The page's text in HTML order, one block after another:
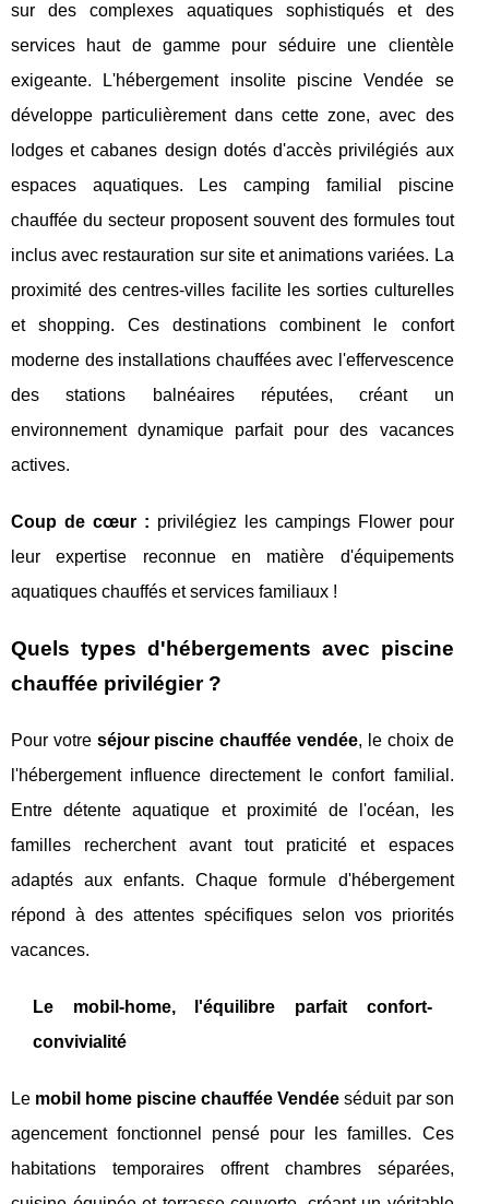
sur des complexes aquatiques sophistiqués et des
services haut de gamme pour séduire une clientèle
exigeante. L'hébergement insolite piscine Vendée se
développe particulièrement dans cette zone, avec des
lodges et cabanes design dotés d'accès privilégiés aux
espaces aquatiques. Les camping familial piscine
chauffée du secteur proposent souvent des formules tout
inclus avec restauration sur site et animations variées. La
proximité des centres-villes facilite les sorties culturelles
et shopping. Ces destinations combinent le confort
moderne des installations chauffées avec l'effervescence
des stations balnéaires réputées, créant un
environnement dynamique parfait pour des vacances
actives.
Coup de cœur : privilégiez les campings Flower pour
leur expertise reconnue en matière d'équipements
aquatiques chauffés et services familiaux !
Quels types d'hébergements avec piscine
chauffée privilégier ?
Pour votre séjour piscine chauffée vendée, le choix de
l'hébergement influence directement le confort familial.
Entre détente aquatique et proximité de l'océan, les
familles recherchent avant tout praticité et espaces
adaptés aux enfants. Chaque formule d'hébergement
répond à des attentes spécifiques selon vos priorités
vacances.
Le mobil-home, l'équilibre parfait confort-
convivialité
Le mobil home piscine chauffée Vendée séduit par son
agencement fonctionnel pensé pour les familles. Ces
habitations temporaires offrent chambres séparées,